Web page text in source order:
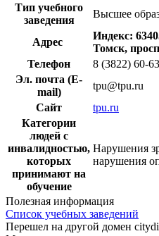
Тип учебного
заведения
Высшее
Адрес
Индекс:
Томск,
Телефон
8 (3822) 60-
Эл. почта (E-
mail)
tpu@tpu.ru
Сайт
tpu.ru
Категории
людей с
инвалидностью,
которых
принимают на
обучение
Нарушения
нарушения
Полезная информация
Список учебных заведений
Перешел на другой домен